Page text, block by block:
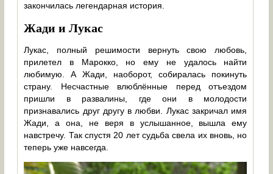
закончилась легендарная история.
Жади и Лукас
Лукас, полный решимости вернуть свою любовь,
прилетел в Марокко, но ему не удалось найти
любимую. А Жади, наоборот, собиралась покинуть
страну. Несчастные влюблённые перед отъездом
пришли в развалины, где они в молодости
признавались друг другу в любви. Лукас закричал имя
Жади, а она, не веря в услышанное, вышла ему
навстречу. Так спустя 20 лет судьба свела их вновь, но
теперь уже навсегда.